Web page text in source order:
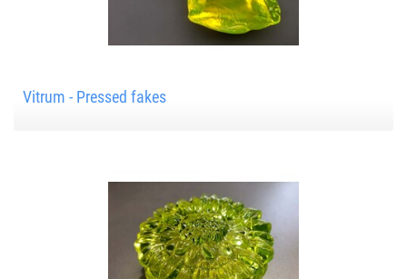
Vitrum - Pressed fakes